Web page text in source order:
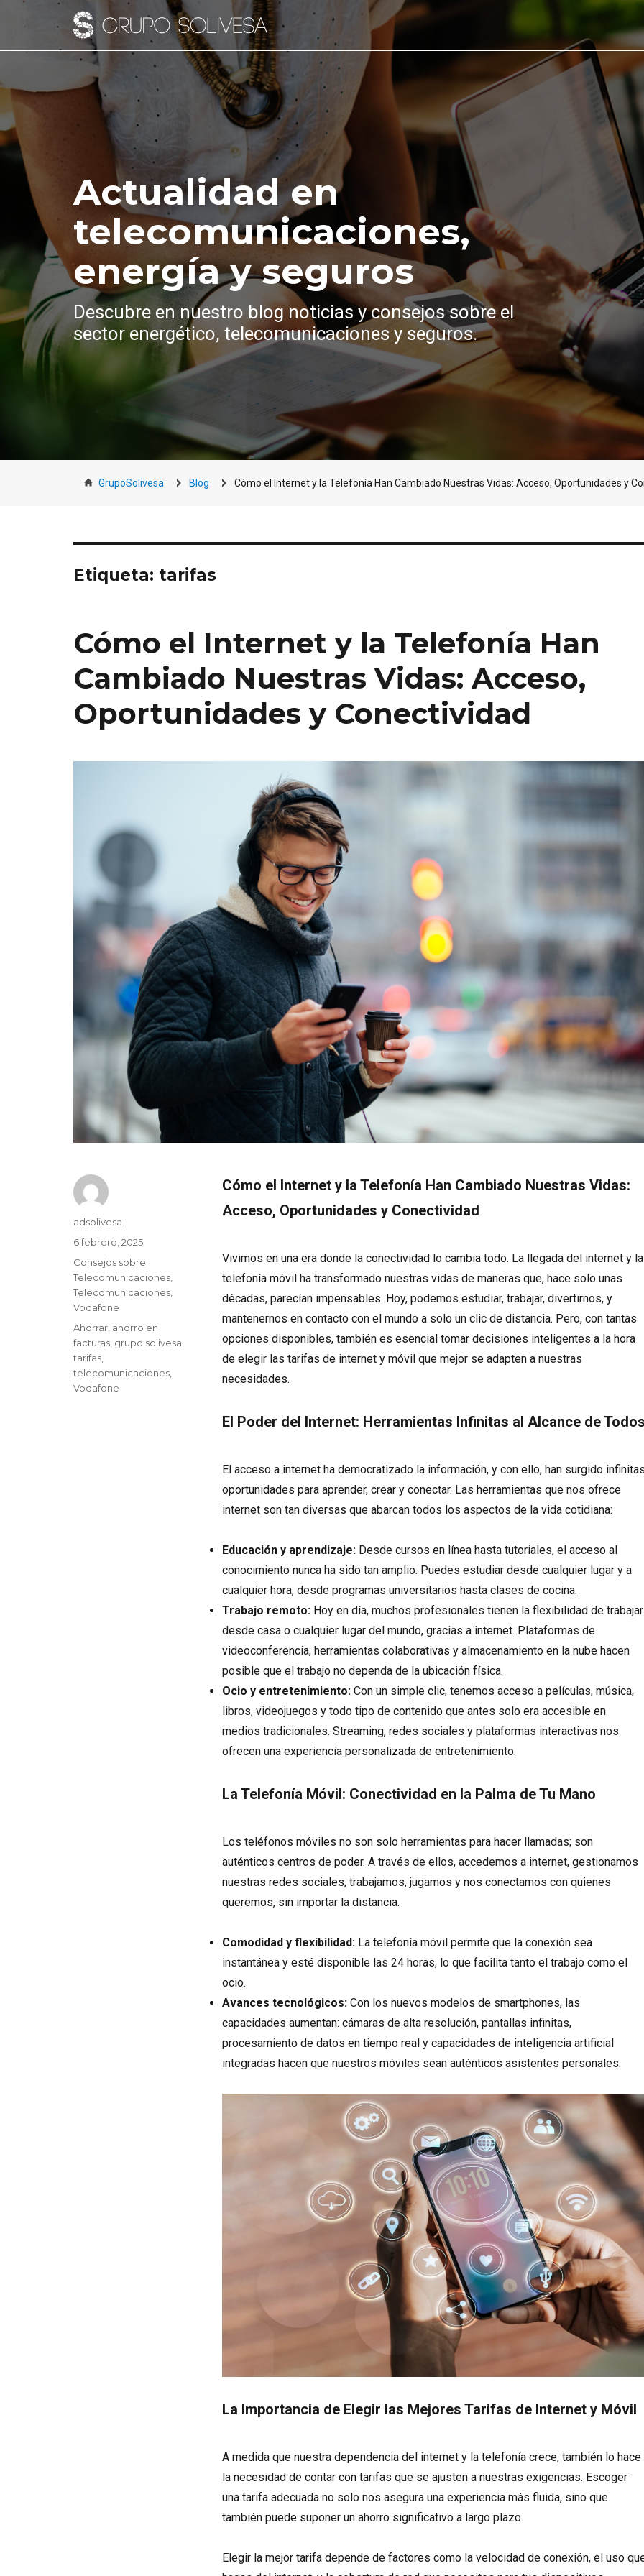
Actualidad en
telecomunicaciones,
energía y seguros
Descubre en nuestro blog noticias y consejos sobre el
sector energético, telecomunicaciones y seguros.
GrupoSolivesa Blog Cómo el Internet y la Telefonía Han Cambiado Nuestras Vidas: Acceso, Oportunidades y
Etiqueta: tarifas
Cómo el Internet y la Telefonía Han
Cambiado Nuestras Vidas: Acceso,
Oportunidades y Conectividad
Cómo el Internet y la Telefonía Han Cambiado Nuestras Vidas:
Acceso, Oportunidades y Conectividad
Vivimos en una era donde la conectividad lo cambia todo. La llegada del internet y la
telefonía móvil ha transformado nuestras vidas de maneras que, hace solo unas
décadas, parecían impensables. Hoy, podemos estudiar, trabajar, divertirnos, y
mantenernos en contacto con el mundo a solo un clic de distancia. Pero, con tantas
opciones disponibles, también es esencial tomar decisiones inteligentes a la hora
de elegir las tarifas de internet y móvil que mejor se adapten a nuestras
necesidades.
El Poder del Internet: Herramientas Infinitas al Alcance de
El acceso a internet ha democratizado la información, y con ello, han surgido
oportunidades para aprender, crear y conectar. Las herramientas que nos ofrece
internet son tan diversas que abarcan todos los aspectos de la vida cotidiana:
Educación y aprendizaje: Desde cursos en línea hasta tutoriales, el acceso al
conocimiento nunca ha sido tan amplio. Puedes estudiar desde cualquier lugar y a
cualquier hora, desde programas universitarios hasta clases de cocina.
Trabajo remoto: Hoy en día, muchos profesionales tienen la flexibilidad de trabajar
desde casa o cualquier lugar del mundo, gracias a internet. Plataformas de
videoconferencia, herramientas colaborativas y almacenamiento en la nube hacen
posible que el trabajo no dependa de la ubicación física.
Ocio y entretenimiento: Con un simple clic, tenemos acceso a películas, música,
libros, videojuegos y todo tipo de contenido que antes solo era accesible en
medios tradicionales. Streaming, redes sociales y plataformas interactivas nos
ofrecen una experiencia personalizada de entretenimiento.
La Telefonía Móvil: Conectividad en la Palma de Tu Mano
Los teléfonos móviles no son solo herramientas para hacer llamadas; son
auténticos centros de poder. A través de ellos, accedemos a internet, gestionamos
nuestras redes sociales, trabajamos, jugamos y nos conectamos con quienes
queremos, sin importar la distancia.
Comodidad y flexibilidad: La telefonía móvil permite que la conexión sea
instantánea y esté disponible las 24 horas, lo que facilita tanto el trabajo como el
ocio.
Avances tecnológicos: Con los nuevos modelos de smartphones, las
capacidades aumentan: cámaras de alta resolución, pantallas infinitas,
procesamiento de datos en tiempo real y capacidades de inteligencia artificial
integradas hacen que nuestros móviles sean auténticos asistentes personales.
La Importancia de Elegir las Mejores Tarifas de Internet y Móvil
A medida que nuestra dependencia del internet y la telefonía crece, también lo hace
la necesidad de contar con tarifas que se ajusten a nuestras exigencias. Escoger
una tarifa adecuada no solo nos asegura una experiencia más fluida, sino que
también puede suponer un ahorro significativo a largo plazo.
Elegir la mejor tarifa depende de factores como la velocidad de conexión, el uso
Autor
adsolivesa
Publicado
el
6 febrero, 2025
Categorías
Consejos sobre
Telecomunicaciones,
Telecomunicaciones,
Vodafone
Etiquetas
Ahorrar, ahorro en
facturas, grupo solivesa,
tarifas,
telecomunicaciones,
Vodafone